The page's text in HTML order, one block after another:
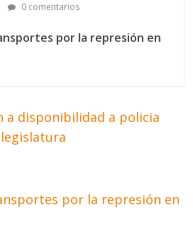
0 comentarios
por la represión en
a disponibilidad a policia
por la represión en